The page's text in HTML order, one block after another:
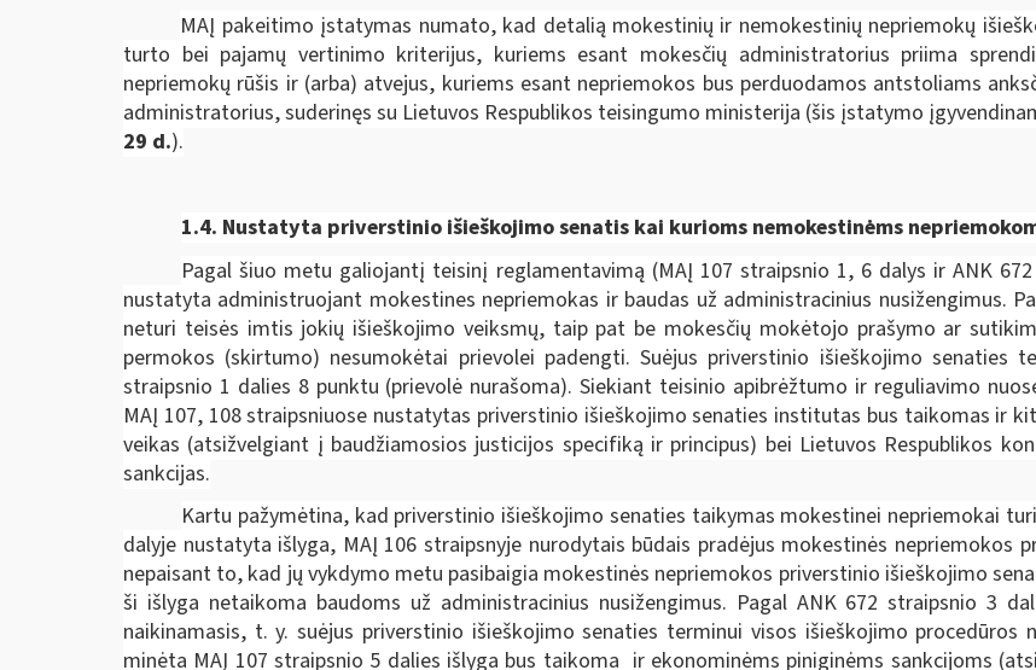
MAĮ pakeitimo įstatymas numato, kad detalią mokestinių ir nemokestinių nepriemokų
turto bei pajamų vertinimo kriterijus, kuriems esant mokesčių administratorius priima
nepriemokų rūšis ir (arba) atvejus, kuriems esant nepriemokos bus perduodamos antstoliams
administratorius, suderinęs su Lietuvos Respublikos teisingumo ministerija (šis įstatymo
29 d.).
1.4. Nustatyta priverstinio išieškojimo senatis kai kurioms nemokestinėms
Pagal šiuo metu galiojantį teisinį reglamentavimą (MAĮ 107 straipsnio 1, 6 dalys ir ANK
nustatyta administruojant mokestines nepriemokas ir baudas už administracinius nusižengimus.
neturi teisės imtis jokių išieškojimo veiksmų, taip pat be mokesčių mokėtojo prašymo ar
permokos (skirtumo) nesumokėtai prievolei padengti. Suėjus priverstinio išieškojimo senaties
straipsnio 1 dalies 8 punktu (prievolė nurašoma). Siekiant teisinio apibrėžtumo ir reguliavimo
MAĮ 107, 108 straipsniuose nustatytas priverstinio išieškojimo senaties institutas bus taikomas ir
veikas (atsižvelgiant į baudžiamosios justicijos specifiką ir principus) bei Lietuvos Respublikos
sankcijas.
Kartu pažymėtina, kad priverstinio išieškojimo senaties taikymas mokestinei nepriemokai
dalyje nustatyta išlyga, MAĮ 106 straipsnyje nurodytais būdais pradėjus mokestinės nepriemokos
nepaisant to, kad jų vykdymo metu pasibaigia mokestinės nepriemokos priverstinio išieškojimo
ši išlyga netaikoma baudoms už administracinius nusižengimus. Pagal ANK 672 straipsnio 3
naikinamasis, t. y. suėjus priverstinio išieškojimo senaties terminui visos išieškojimo
minėta MAĮ 107 straipsnio 5 dalies išlyga bus taikoma ir ekonominėms piniginėms sankcijoms